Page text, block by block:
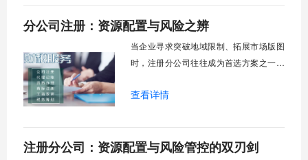
杂的传统模式中解放出来，转向更加智能
化、便捷化的新体验。这一转变不仅仅是
分公司注册：资源配置与风险之辨
当企业寻求突破地域限制、拓展市场版图
时，注册分公司往往成为首选方案之一。
资源整合与风险控制的战略抉择。分公司
司的发展雄心，又面临着本地化运营的复
杂挑战。它不同于子公司，在法律地位、
查看详情
注册分公司：资源配置与风险管控的双刃剑